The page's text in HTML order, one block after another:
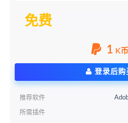
免费
1 K币
登录后购
推荐软件
所需插件